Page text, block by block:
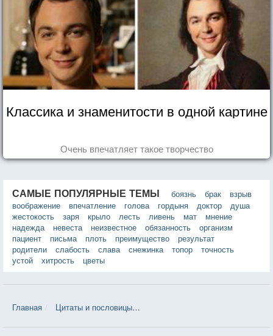
Классика и знаменитости в одной картине
Очень впечатляет такое творчество
САМЫЕ ПОПУЛЯРНЫЕ ТЕМЫ боязнь брак
взрыв
воображение
впечатление голова гордыня доктор
душа
жестокость
заря крыло лесть ливень мат
мнение
надежда
невеста неизвестное обязанность
организм
пациент
письма плоть преимущество
результат
родители
слабость слава снежинка топор
точность
устой
хитрость цветы
Главная Цитаты и пословицы